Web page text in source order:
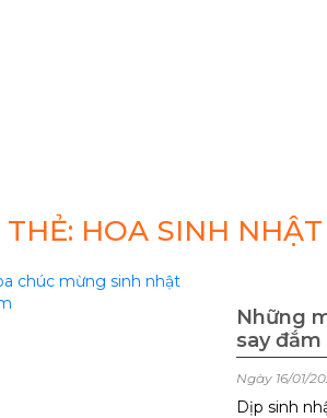
THẺ: HOA SINH NHẬT
Những
say đắm
Ngày 16/01/
Dịp sinh